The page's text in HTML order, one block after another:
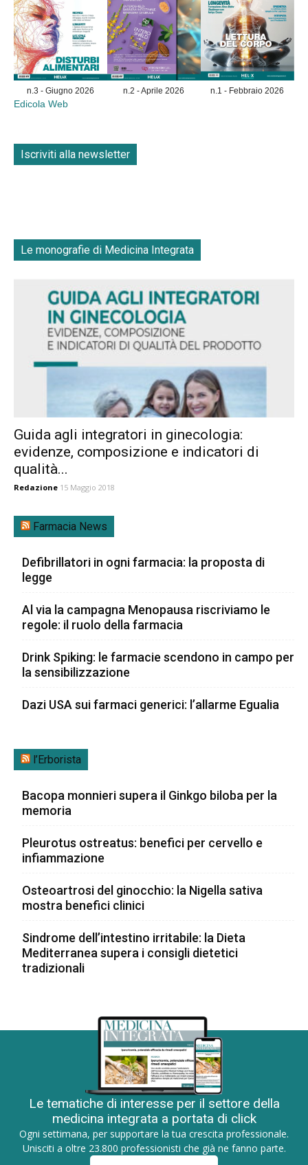
n.3 - Giugno 2026 n.2 - Aprile 2026 n.1 - Febbraio 2026
Edicola Web
Iscriviti alla newsletter
Le monografie di Medicina Integrata
Guida agli integratori in ginecologia:
evidenze, composizione e indicatori di
qualità...
Redazione 15 Maggio 2018
Farmacia News
Defibrillatori in ogni farmacia: la proposta di
legge
Al via la campagna Menopausa riscriviamo le
regole: il ruolo della farmacia
Drink Spiking: le farmacie scendono in campo per
la sensibilizzazione
Dazi USA sui farmaci generici: l’allarme Egualia
l’Erborista
Bacopa monnieri supera il Ginkgo biloba per la
memoria
Pleurotus ostreatus: benefici per cervello e
infiammazione
Osteoartrosi del ginocchio: la Nigella sativa
mostra benefici clinici
Sindrome dell’intestino irritabile: la Dieta
Mediterranea supera i consigli dietetici
tradizionali
Le tematiche di interesse per il settore della
medicina integrata a portata di click
Ogni settimana, per supportare la tua crescita professionale.
Unisciti a oltre 23.800 professionisti che già ne fanno parte.